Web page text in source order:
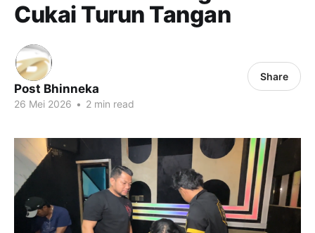
Cukai Turun Tangan
Post Bhinneka
26 Mei 2026 • 2 min read
Share